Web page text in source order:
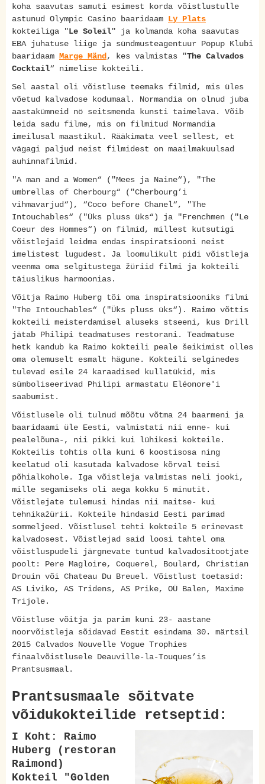
koha saavutas samuti esimest korda võistlustulle
astunud Olympic Casino baaridaam Ly Plats
kokteiliga "Le Soleil" ja kolmanda koha saavutas
EBA juhatuse liige ja sündmusteagentuur Popup Klubi
baaridaam Marge Mänd , kes valmistas "The Calvados
Cocktail“ nimelise kokteili.
Sel aastal oli võistluse teemaks filmid, mis üles
võetud kalvadose kodumaal. Normandia on olnud juba
aastakümneid nö seitsmenda kunsti taimelava. Võib
leida sadu filme, mis on filmitud Normandia
imeilusal maastikul. Rääkimata veel sellest, et
vägagi paljud neist filmidest on maailmakuulsad
auhinnafilmid.
"A man and a Women“ ("Mees ja Naine“), "The
umbrellas of Cherbourg“ ("Cherbourg’i
vihmavarjud“), “Coco before Chanel“, "The
Intouchables“ ("Üks pluss üks“) ja "Frenchmen ("Le
Coeur des Hommes“) on filmid, millest kutsutigi
võistlejaid leidma endas inspiratsiooni neist
imelistest lugudest. Ja loomulikult pidi võistleja
veenma oma selgitustega žüriid filmi ja kokteili
täiuslikus harmoonias.
Võitja Raimo Huberg tõi oma inspiratsiooniks filmi
"The Intouchables“ ("Üks pluss üks“). Raimo võttis
kokteili meisterdamisel aluseks stseeni, kus Drill
jätab Philipi teadmatuses restorani. Teadmatuse
hetk kandub ka Raimo kokteili peale šeikimist olles
oma olemuselt esmalt hägune. Kokteili selginedes
tulevad esile 24 karaadised kullatükid, mis
sümboliseerivad Philipi armastatu Eléonore'i
saabumist.
Võistlusele oli tulnud mõõtu võtma 24 baarmeni ja
baaridaami üle Eesti, valmistati nii enne- kui
pealelõuna-, nii pikki kui lühikesi kokteile.
Kokteilis tohtis olla kuni 6 koostisosa ning
keelatud oli kasutada kalvadose kõrval teisi
põhialkohole. Iga võistleja valmistas neli jooki,
mille segamiseks oli aega kokku 5 minutit.
Võistlejate tulemusi hindas nii maitse- kui
tehnikažürii. Kokteile hindasid Eesti parimad
sommeljeed. Võistlusel tehti kokteile 5 erinevast
kalvadosest. Võistlejad said loosi tahtel oma
võistluspudeli järgnevate tuntud kalvadositootjate
poolt: Pere Magloire, Coquerel, Boulard, Christian
Drouin või Chateau Du Breuel. Võistlust toetasid:
AS Liviko, AS Tridens, AS Prike, OÜ Balen, Maxime
Trijole.
Võistluse võitja ja parim kuni 23- aastane
noorvõistleja sõidavad Eestit esindama 30. märtsil
2015 Calvados Nouvelle Vogue Trophies
finaalvõistlusele Deauville-la-Touques’is
Prantsusmaal.
Prantsusmaale sõitvate
võidukokteilide retseptid:
I Koht: Raimo
Huberg (restoran
Raimond)
Kokteil "Golden